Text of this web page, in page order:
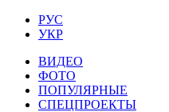
РУС
УКР
ВИДЕО
ФОТО
ПОПУЛЯРНЫЕ
СПЕЦПРОЕКТЫ